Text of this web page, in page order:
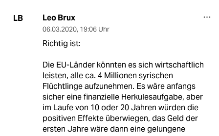
LB Leo Brux
06.03.2020, 19:06 Uhr
Richtig ist:
Die EU-Länder könnten es sich wirtschaftlich
leisten, alle ca. 4 Millionen syrischen
Flüchtlinge aufzunehmen. Es wäre anfangs
sicher eine finanzielle Herkulesaufgabe, aber
im Laufe von 10 oder 20 Jahren würden die
positiven Effekte überwiegen, das Geld der
ersten Jahre wäre dann eine gelungene